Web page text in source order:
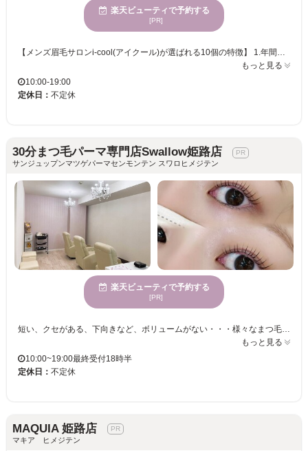
楽天ビューティで予約する
[PR]
【メンズ眉毛サロンi-cool(アイクール)が選ばれる10個の特徴】 1.年間顧客数1000人超の美容師免許資格保持者のメンズアイブロウリストが在籍 2.阪急神戸三宮駅、JR三ノ宮駅・元町駅から徒歩5分のトアロード沿いとアクセス◎ 3.経験豊富なアイブロウリスト在籍！メンズ専門だからこその施術サービス 4.店内は仕切りのある個室空間◆体が疲れにくいふかふかリクライニングチェアを完備 5.カウンセリング＆眉毛診断◆1人1人に丁寧に向き合い、""仕上がりも価格も大満足""を 6.スピーディな施術！時間がない方にも短時間でハイクオリティな垢抜けイケメンを実現 7.眉毛の状態を維持しやすくするためにアフターケア＆自宅ケアのアドバイスあり 8.様々なニーズに対応できる「間引き(毛量調整)」「眉毛パーマ(毛流れ改善)」導入サロン。 9.化粧スペースあり！ゆったり2席ありますので、お出かけ前や仕事の合間にもピッタリ 10.リピーター特典や次回予約システムなど通いやすい制度が盛りだくさん あなたの理想の眉毛スタイルを叶えます。皆様のご来店心よりお待ちしております。
もっと見る
10:00-19:00
定休日： 不定休
30分まつ毛パーマ専門店Swallow姫路店
サンジュップンマツゲパーマセンモンテン スワロヒメジテン
楽天ビューティで予約する
[PR]
もっと見る
10:00~19:00最終受付18時半
定休日： 不定休
MAQUIA 姫路店
マキア ヒメジテン